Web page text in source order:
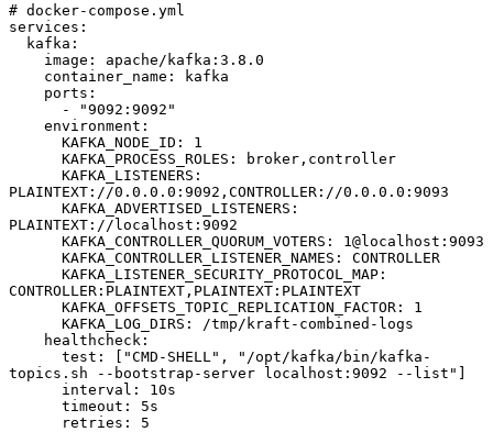
# docker-compose.yml
services :
  kafka
:
    image
:
apache/kafka:3.8.0
    container_name
:
kafka
    ports
:
      -
"9092:9092"
    environment
:
      KAFKA_NODE_ID
:
1
      KAFKA_PROCESS_ROLES
:
broker,controller
      KAFKA_LISTENERS
:
PLAINTEXT://0.0.0.0:9092,CONTROLLER://0.0.0.0:9093
      KAFKA_ADVERTISED_LISTENERS
:
PLAINTEXT://localhost:9092
      KAFKA_CONTROLLER_QUORUM_VOTERS
:
1@localhost:9093
      KAFKA_CONTROLLER_LISTENER_NAMES
:
CONTROLLER
      KAFKA_LISTENER_SECURITY_PROTOCOL_MAP
:
CONTROLLER:PLAINTEXT,PLAINTEXT:PLAINTEXT
      KAFKA_OFFSETS_TOPIC_REPLICATION_FACTOR
:
1
      KAFKA_LOG_DIRS
:
/tmp/kraft-combined-logs
    healthcheck
:
      test
: [ "CMD-SHELL" ,
"/opt/kafka/bin/kafka-
topics.sh --bootstrap-server localhost:9092 --list" ]
      interval
:
10s
      timeout
:
5s
      retries
:
5